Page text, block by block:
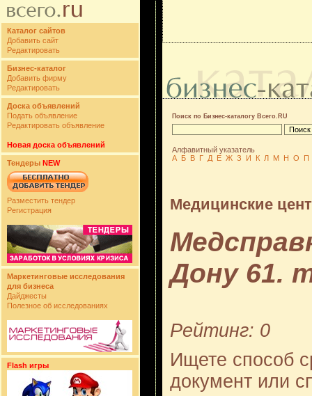
Каталог сайтов
Добавить сайт
Редактировать
Бизнес-каталог
Добавить фирму
Редактировать
Доска объявлений
Подать объявление
Редактировать объявление
Новая доска объявлений
Тендеры NEW
Разместить тендер
Регистрация
Маркетинговые исследования
для бизнеса
Дайджесты
Полезное об исследованиях
Flash игры
Поиск по Бизнес-каталогу Всего.RU
Алфавитный указатель
А Б В Г Д Е Ж З И К Л М Н О П
Медицинские
Дону 61.
Рейтинг: 0
Ищете способ
документ или